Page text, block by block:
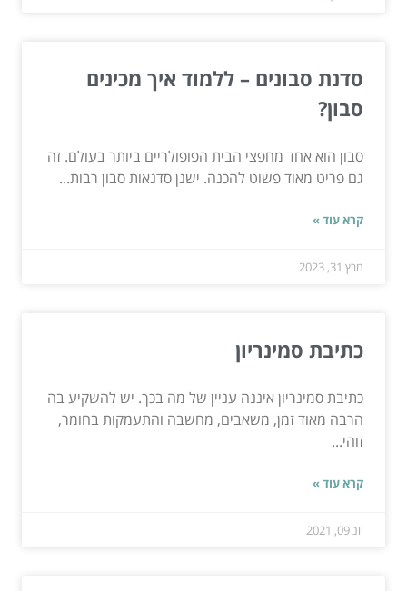
סדנת סבונים – ללמוד איך מכינים
סבון?
סבון הוא אחד מחפצי הבית הפופולריים ביותר בעולם. זה
גם פריט מאוד פשוט להכנה. ישנן סדנאות סבון רבות...
קרא עוד »
מרץ 31, 2023
כתיבת סמינריון
כתיבת סמינריון איננה עניין של מה בכך. יש להשקיע בה
הרבה מאוד זמן, משאבים, מחשבה והתעמקות בחומר,
זוהי...
קרא עוד »
יונ 09, 2021